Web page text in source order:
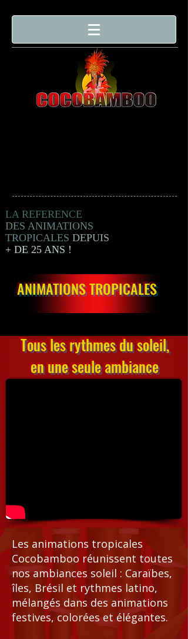
LA REFERENCE
DES ANIMATIONS
TROPICALES DEPUIS
+ DE 25 ANS !
ANIMATIONS TROPICALES
Tous les rythmes du soleil,
en une seule ambiance
Les animations tropicales
Cocobamboo réunissent toutes
nos ambiances soleil : Caraïbes,
îles, Brésil et rythmes latino,
mélangés dans des animations
festives, colorées et élégantes.